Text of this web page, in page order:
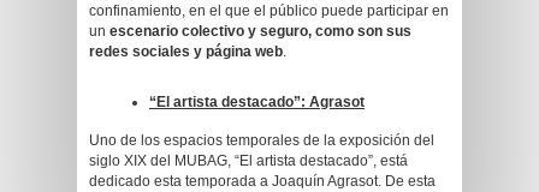
confinamiento, en el que el público puede participar en
un escenario colectivo y seguro, como son sus
redes sociales y página web.
“El artista destacado”: Agrasot
Uno de los espacios temporales de la exposición del
siglo XIX del MUBAG, “El artista destacado”, está
dedicado esta temporada a Joaquín Agrasot. De esta